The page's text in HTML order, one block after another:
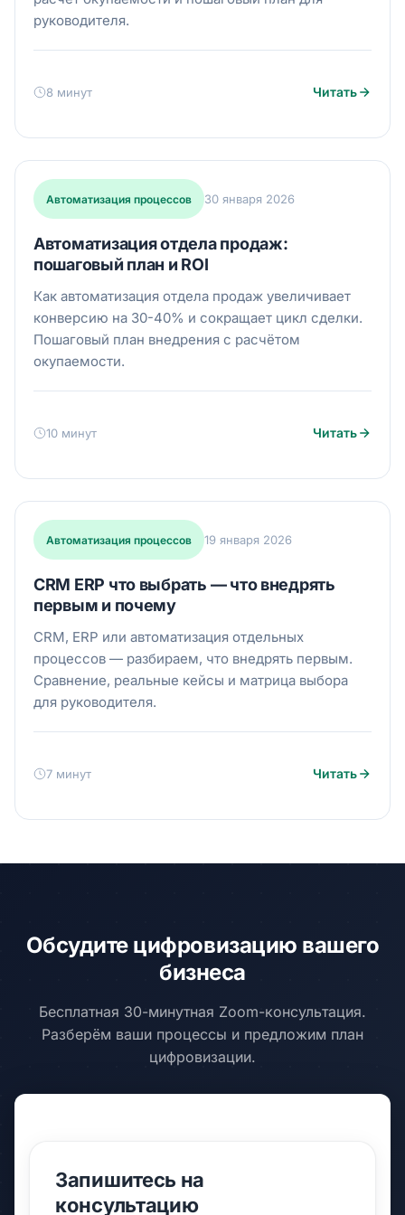
руководителя.
8 минут Читать
Автоматизация процессов 30 января 2026
Автоматизация отдела продаж:
пошаговый план и ROI
Как автоматизация отдела продаж увеличивает
конверсию на 30-40% и сокращает цикл сделки.
Пошаговый план внедрения с расчётом
окупаемости.
10 минут Читать
Автоматизация процессов 19 января 2026
CRM ERP что выбрать — что внедрять
первым и почему
CRM, ERP или автоматизация отдельных
процессов — разбираем, что внедрять первым.
Сравнение, реальные кейсы и матрица выбора
для руководителя.
7 минут Читать
Обсудите цифровизацию вашего
бизнеса
Бесплатная 30-минутная Zoom-консультация.
Разберём ваши процессы и предложим план
цифровизации.
Запишитесь на
консультацию